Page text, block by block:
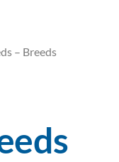
– Breeds